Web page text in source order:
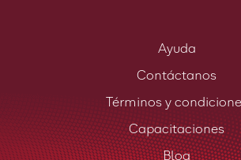
Ayuda
Contáctanos
Términos y
Capacitaciones
Blog